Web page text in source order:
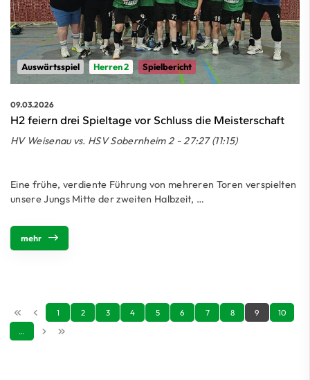
Auswärtsspiel Herren 2 Spielbericht
09.03.2026
H2 feiern drei Spieltage vor Schluss die Meisterschaft
HV Weisenau vs. HSV Sobernheim 2 - 27:27 (11:15)
Eine frühe, verdiente Führung von mehreren Toren verspielten
unsere Jungs Mitte der zweiten Halbzeit, …
mehr
1 2 3 4 5 6 7 8 9
10
…